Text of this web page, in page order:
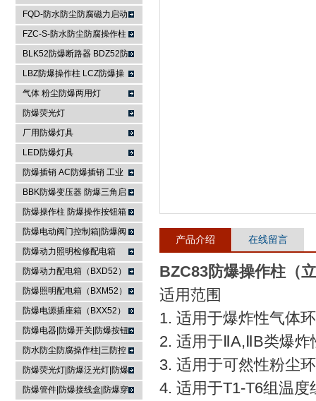
浙江依客思电气有限公司
箱
FQD-防水防尘防腐磁力启动
器
FZC-S-防水防尘防腐操作柱
FXK-S防水防尘防腐控制箱
BLK52防爆断路器 BDZ52防
爆断路器
LBZ防爆操作柱 LCZ防爆操
作柱
气体 粉尘防爆两用灯
防爆荧光灯
厂用防爆灯具
LED防爆灯具
防爆插销 AC防爆插销 工业
插座 防爆防腐插销装置
BBK防爆变压器 防爆三角启
动器 防爆控制箱
防爆操作柱 防爆操作按钮箱
防爆主令控制器
防爆电动阀门控制箱|防爆阀
门箱
防爆动力照明检修配电箱
防爆动力配电箱（BXD52）
防爆照明配电箱（BXM52）
防爆电源插座箱（BXX52）
防爆电器|防爆开关|防爆按钮
防水防尘防腐操作柱|三防控
制箱|
防爆荧光灯|防爆泛光灯|防爆
投光灯▏防爆应急灯
防爆管件|防爆接线盒|防爆穿
产品介绍 在线留言
BZC83防爆操作柱（
适用范围
1. 适用于爆炸性气体
2. 适用于ⅡA,ⅡB类爆
3. 适用于可然性粉尘
4. 适用于T1-T6组温度